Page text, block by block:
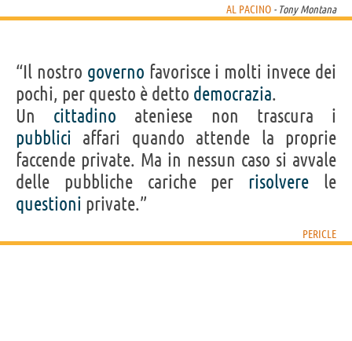
AL PACINO - Tony Montana
“Il nostro governo favorisce i molti invece dei
pochi, per questo è detto democrazia.
Un cittadino ateniese non trascura i
pubblici affari quando attende la proprie
faccende private. Ma in nessun caso si avvale
delle pubbliche cariche per risolvere le
questioni private.”
PERICLE